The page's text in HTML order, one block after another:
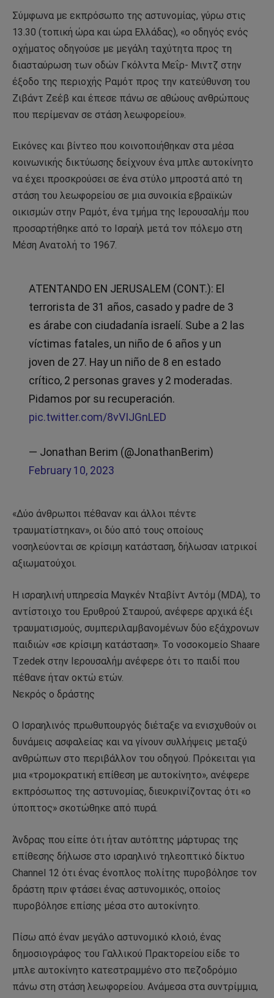
Σύμφωνα με εκπρόσωπο της αστυνομίας, γύρω στις
13.30 (τοπική ώρα και ώρα Ελλάδας), «ο οδηγός ενός
οχήματος οδηγούσε με μεγάλη ταχύτητα προς τη
διασταύρωση των οδών Γκόλντα Μεΐρ- Μιντζ στην
έξοδο της περιοχής Ραμότ προς την κατεύθυνση του
Ζιβάντ Ζεέβ και έπεσε πάνω σε αθώους ανθρώπους
που περίμεναν σε στάση λεωφορείου».
Εικόνες και βίντεο που κοινοποιήθηκαν στα μέσα
κοινωνικής δικτύωσης δείχνουν ένα μπλε αυτοκίνητο
να έχει προσκρούσει σε ένα στύλο μπροστά από τη
στάση του λεωφορείου σε μια συνοικία εβραϊκών
οικισμών στην Ραμότ, ένα τμήμα της Ιερουσαλήμ που
προσαρτήθηκε από το Ισραήλ μετά τον πόλεμο στη
Μέση Ανατολή το 1967.
ATENTANDO EN JERUSALEM (CONT.): El
terrorista de 31 años, casado y padre de 3
es árabe con ciudadanía israelí. Sube a 2 las
víctimas fatales, un niño de 6 años y un
joven de 27. Hay un niño de 8 en estado
crítico, 2 personas graves y 2 moderadas.
Pidamos por su recuperación.
pic.twitter.com/8vVIJGnLED
— Jonathan Berim (@JonathanBerim)
February 10, 2023
«Δύο άνθρωποι πέθαναν και άλλοι πέντε
τραυματίστηκαν», οι δύο από τους οποίους
νοσηλεύονται σε κρίσιμη κατάσταση, δήλωσαν ιατρικοί
αξιωματούχοι.
Η ισραηλινή υπηρεσία Μαγκέν Νταβίντ Αντόμ (MDA), το
αντίστοιχο του Ερυθρού Σταυρού, ανέφερε αρχικά έξι
τραυματισμούς, συμπεριλαμβανομένων δύο εξάχρονων
παιδιών «σε κρίσιμη κατάσταση». Το νοσοκομείο Shaare
Tzedek στην Ιερουσαλήμ ανέφερε ότι το παιδί που
πέθανε ήταν οκτώ ετών.
Νεκρός ο δράστης
Ο Ισραηλινός πρωθυπουργός διέταξε να ενισχυθούν οι
δυνάμεις ασφαλείας και να γίνουν συλλήψεις μεταξύ
ανθρώπων στο περιβάλλον του οδηγού. Πρόκειται για
μια «τρομοκρατική επίθεση με αυτοκίνητο», ανέφερε
εκπρόσωπος της αστυνομίας, διευκρινίζοντας ότι «ο
ύποπτος» σκοτώθηκε από πυρά.
Άνδρας που είπε ότι ήταν αυτόπτης μάρτυρας της
επίθεσης δήλωσε στο ισραηλινό τηλεοπτικό δίκτυο
Channel 12 ότι ένας ένοπλος πολίτης πυροβόλησε τον
δράστη πριν φτάσει ένας αστυνομικός, οποίος
πυροβόλησε επίσης μέσα στο αυτοκίνητο.
Πίσω από έναν μεγάλο αστυνομικό κλοιό, ένας
δημοσιογράφος του Γαλλικού Πρακτορείου είδε το
μπλε αυτοκίνητο κατεστραμμένο στο πεζοδρόμιο
πάνω στη στάση λεωφορείου. Ανάμεσα στα συντρίμμια,